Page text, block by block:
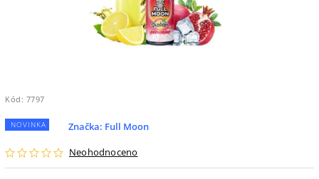
Kód: 7797
NOVINKA
Neohodnoceno
Značka: Full Moon